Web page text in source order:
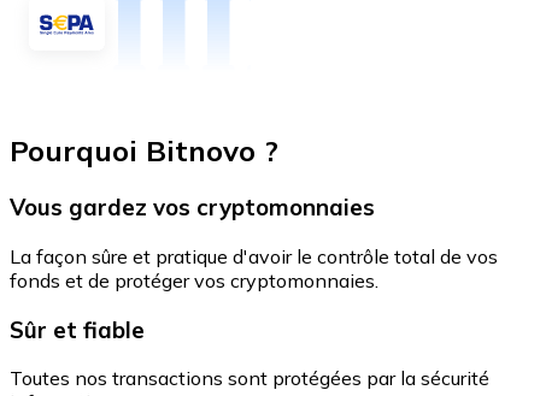
Pourquoi Bitnovo ?
Vous gardez vos cryptomonnaies
La façon sûre et pratique d'avoir le contrôle total de vos
fonds et de protéger vos cryptomonnaies.
Sûr et fiable
Toutes nos transactions sont protégées par la sécurité